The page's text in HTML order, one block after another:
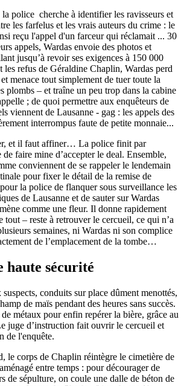
la police cherche à identifier les ravisseurs et
les farfelus et les vrais auteurs du crime : le
reçu l'appel d'un farceur qui réclamait ... 30
appels, Wardas envoie des photos et
jusqu’à revoir ses exigences à 150 000
les refus de Géraldine Chaplin, Wardas perd
menace tout simplement de tuer toute la
– et traîne un peu trop dans la cabine
; de quoi permettre aux enquêteurs de
viennent de Lausanne - gag : les appels des
interrompus faute de petite monnaie...
et il faut affiner… La police finit par
faire mine d’accepter le deal. Ensemble,
conviennent de se rappeler le lendemain
pour fixer le détail de la remise de
la police de flanquer sous surveillance les
de Lausanne et de sauter sur Wardas
comme une fleur. Il donne rapidement
tout – reste à retrouver le cercueil, ce qui n’a
semaines, ni Wardas ni son complice
de l’emplacement de la tombe…
haute sécurité
conduits sur place dûment menottés,
de maïs pendant des heures sans succès.
métaux pour enfin repérer la bière, grâce au
juge d’instruction fait ouvrir le cercueil et
de l'enquête.
le corps de Chaplin réintègre le cimetière de
entre temps : pour décourager de
de sépulture, on coule une dalle de béton de